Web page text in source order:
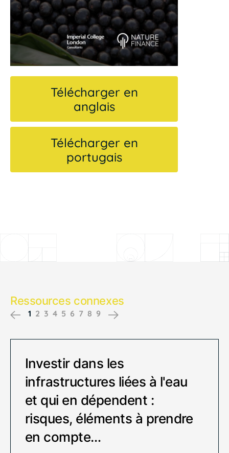
Télécharger en
anglais
Télécharger en
portugais
Ressources connexes
Previous
1 2 3 4 5 6 7 8 9
Investir dans les
infrastructures liées à l'eau
et qui en dépendent :
risques, éléments à prendre
en compte…